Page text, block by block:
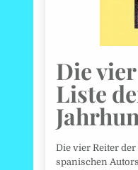
Die
Liste
Die vier Reiter
spanischen